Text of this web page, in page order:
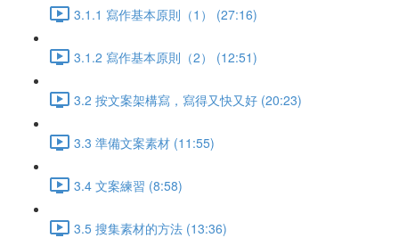
3.1.1 寫作基本原則（1） (27:16)
3.1.2 寫作基本原則（2） (12:51)
3.2 按文案架構寫，寫得又快又好 (20:23)
3.3 準備文案素材 (11:55)
3.4 文案練習 (8:58)
3.5 搜集素材的方法 (13:36)